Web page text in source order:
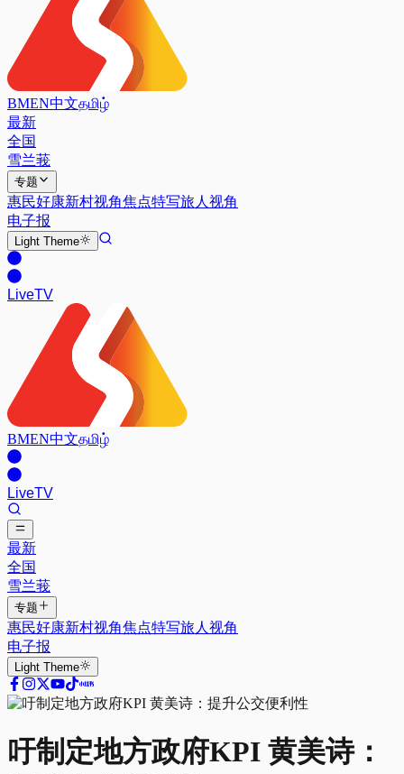
BMEN中文தமிழ்
最新
全国
雪兰莪
专题
惠民好康新村视角焦点特写旅人视角
电子报
Light Theme
LiveTV
BMEN中文தமிழ்
LiveTV
最新
全国
雪兰莪
专题
惠民好康新村视角焦点特写旅人视角
电子报
Light Theme
吁制定地方政府KPI 黄美诗：